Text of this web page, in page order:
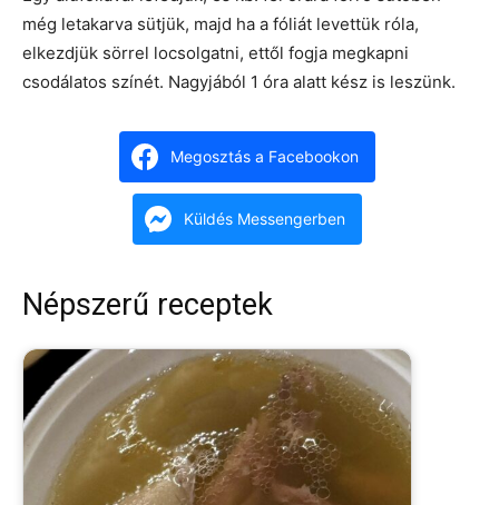
még letakarva sütjük, majd ha a fóliát levettük róla,
elkezdjük sörrel locsolgatni, ettől fogja megkapni
csodálatos színét. Nagyjából 1 óra alatt kész is leszünk.
Megosztás a Facebookon
Küldés Messengerben
Népszerű receptek